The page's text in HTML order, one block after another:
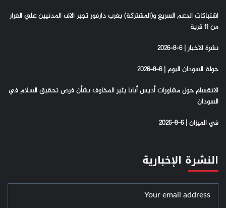
اشتباكات الدعم السريع و(المشتركة) بغرب دارفور تجبر الاف المدنيين علي الفرار
من 11 قرية
نشرة الاخبار | 6-8-2026
جولة السودان اليوم | 6-8-2026
الانقسام حول مشاورات أديس أبابا يثير المخاوف بشأن فرص تحقيق السلام في
السودان
في الميزان | 6-8-2026
النشرة الإخبارية